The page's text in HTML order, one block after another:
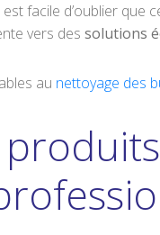
facile d’oublier que
vers des solutions
au nettoyage des